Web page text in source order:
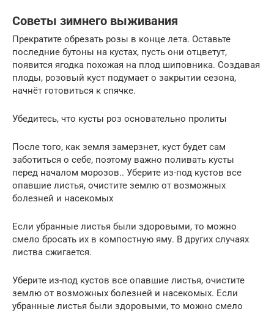
Советы зимнего выживания
Прекратите обрезать розы в конце лета. Оставьте
последние бутоны на кустах, пусть они отцветут,
появится ягодка похожая на плод шиповника. Создавая
плоды, розовый куст подумает о закрытии сезона,
начнёт готовиться к спячке.
Убедитесь, что кусты роз основательно пролиты
После того, как земля замерзнет, куст будет сам
заботиться о себе, поэтому важно поливать кусты
перед началом морозов.. Уберите из-под кустов все
опавшие листья, очистите землю от возможных
болезней и насекомых
Если убранные листья были здоровыми, то можно
смело бросать их в компостную яму. В других случаях
листва сжигается.
Уберите из-под кустов все опавшие листья, очистите
землю от возможных болезней и насекомых. Если
убранные листья были здоровыми, то можно смело